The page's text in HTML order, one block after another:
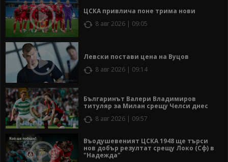
ЦСКА привлича поне трима нови
8 авг 2026 | 09:05
Левски постави цена на Вуцов
8 авг 2026 | 09:14
Българинът Валери Владимиров
титуляр за Милан срещу Челси днес
8 авг 2026 | 09:57
Въодушевеният ЦСКА 1948 ще търси
нов добър резултат срещу Локо (Сф) в
"Надежда"